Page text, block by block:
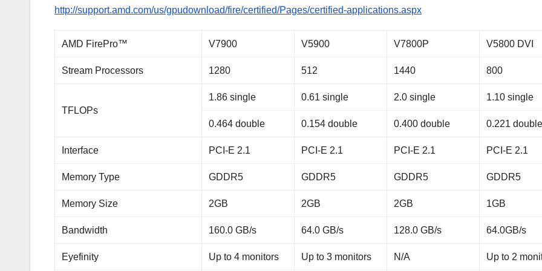
http://support.amd.com/us/gpudownload/fire/certified/Pages/certified-applications.aspx
AMD FirePro™ V7900 V5900 V7800P V5800 DVI
Stream Processors 1280 512 1440 800
TFLOPs
1.86 single 0.61 single 2.0 single 1.10 single
0.464 double 0.154 double 0.400 double 0.221 double
Interface PCI-E 2.1 PCI-E 2.1 PCI-E 2.1 PCI-E 2.1
Memory Type GDDR5 GDDR5 GDDR5 GDDR5
Memory Size 2GB 2GB 2GB 1GB
Bandwidth 160.0 GB/s 64.0 GB/s 128.0 GB/s 64.0GB/s
Eyefinity Up to 4 monitors Up to 3 monitors N/A Up to 2